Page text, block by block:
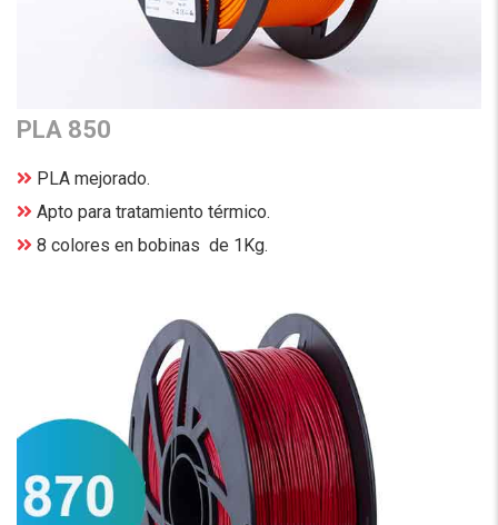
PLA 850
PLA mejorado.
Apto para tratamiento térmico.
8 colores en bobinas de 1Kg.